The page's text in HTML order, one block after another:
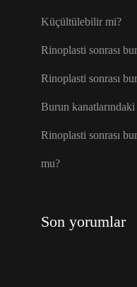
Küçültülebilir mi?
Rinoplasti sonrası
Rinoplasti sonrası
Burun
Rinoplasti sonrası
mu?
Son yorumlar